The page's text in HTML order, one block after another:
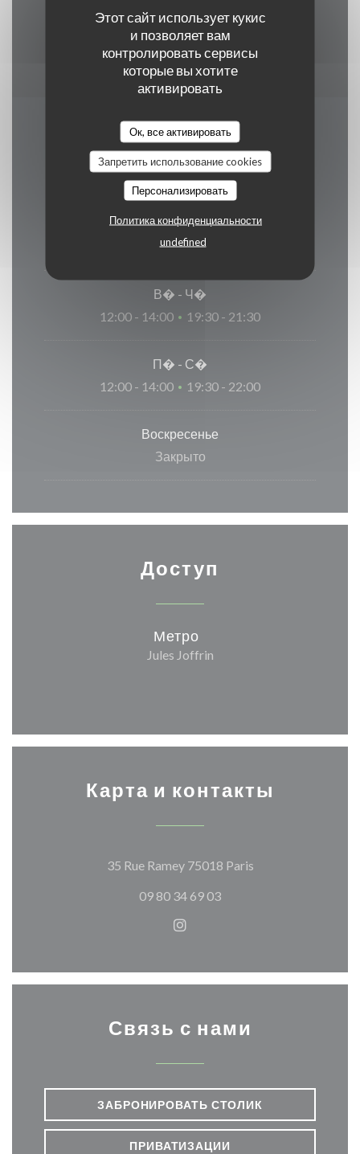
Этот сайт использует кукис
и позволяет вам
контролировать сервисы
которые вы хотите
активировать
Ок, все активировать
Запретить использование cookies
Персонализировать
Политика конфиденциальности
undefined
Apple Pay, Paiement Sans Contact, Eurocard /
Mastercard, Денежные средства, виза,
American Express, Дебетовая карточка
Часы работы
Понедельник
Закрыто
В� - Ч�
12:00 - 14:00 • 19:30 - 21:30
П� - С�
12:00 - 14:00 • 19:30 - 22:00
Воскресенье
Закрыто
Доступ
Метро
Jules Joffrin
Карта и контакты
35 Rue Ramey 75018 Paris((открывается в
09 80 34 69 03
Instagram ((открывается в
Связь с нами
ЗАБРОНИРОВАТЬ СТОЛИК
ПРИВАТИЗАЦИИ